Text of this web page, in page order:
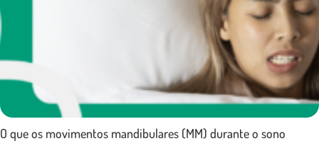
O que os movimentos mandibulares (MM) durante o sono